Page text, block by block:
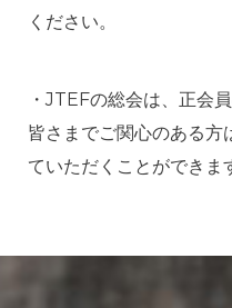
ください。
・JTEFの総会は、正会
皆さまでご関心のある方
ていただくことができま